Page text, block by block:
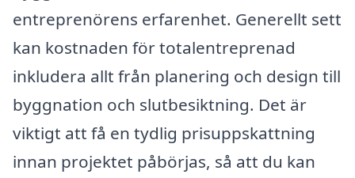
entreprenörens erfarenhet. Generellt sett
kan kostnaden för totalentreprenad
inkludera allt från planering och design till
byggnation och slutbesiktning. Det är
viktigt att få en tydlig prisuppskattning
innan projektet påbörjas, så att du kan